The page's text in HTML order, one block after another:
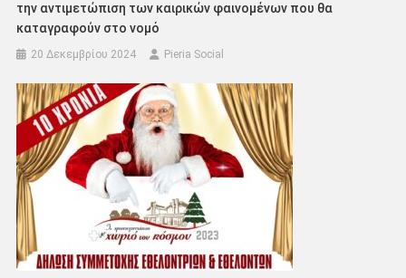
την αντιμετώπιση των καιρικών φαινομένων που θα
καταγραφούν στο νομό
20 Δεκεμβρίου 2024 Pieria Social